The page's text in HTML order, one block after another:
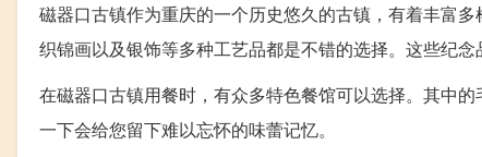
磁器口古镇作为重庆的一个历史悠久的古镇，有着丰富
织锦画以及银饰等多种工艺品都是不错的选择。这些纪
在磁器口古镇用餐时，有众多特色餐馆可以选择。其中
一下会给您留下难以忘怀的味蕾记忆。